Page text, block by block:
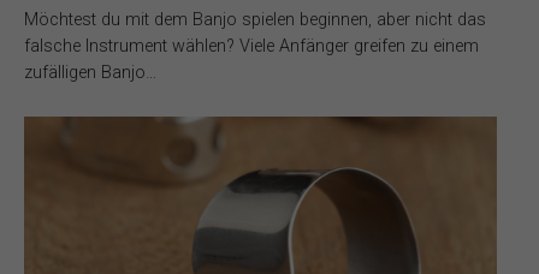
Möchtest du mit dem Banjo spielen beginnen, aber nicht das
falsche Instrument wählen? Viele Anfänger greifen zu einem
zufälligen Banjo…